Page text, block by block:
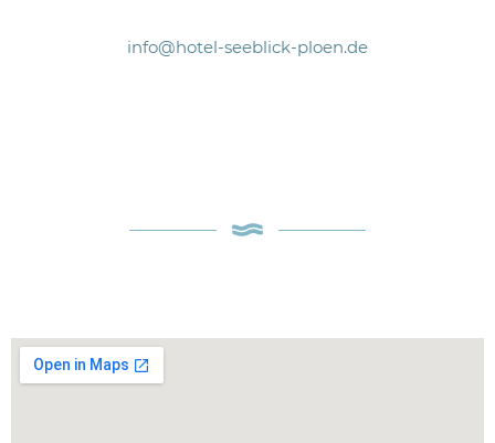
info@hotel-seeblick-ploen.de